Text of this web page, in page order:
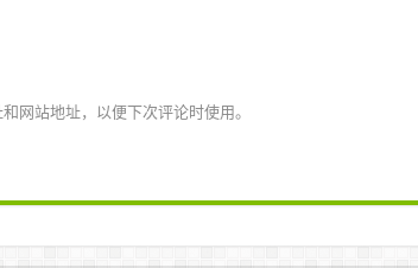
网站地址，以便下次评论时使用。